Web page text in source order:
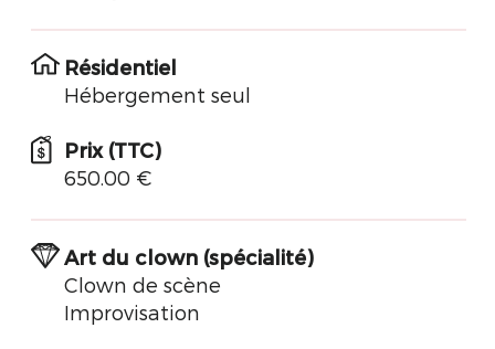
Résidentiel
Hébergement seul
Prix (TTC)
650.00 €
Art du clown (spécialité)
Clown de scène
Improvisation